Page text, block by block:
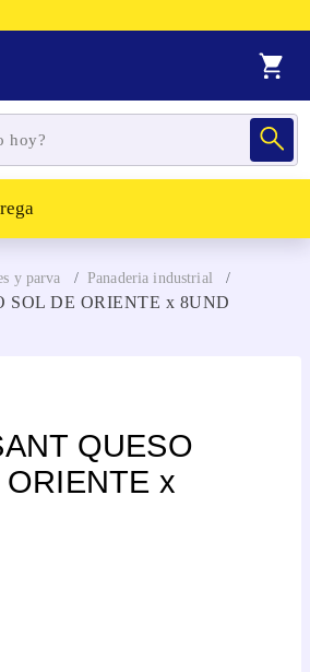
y parva Panaderia industrial
SOL DE ORIENTE x 8UND
QUESO
x